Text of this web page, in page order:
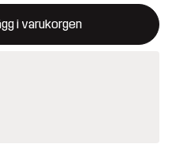
i varukorgen
modal som bekräftar en ny